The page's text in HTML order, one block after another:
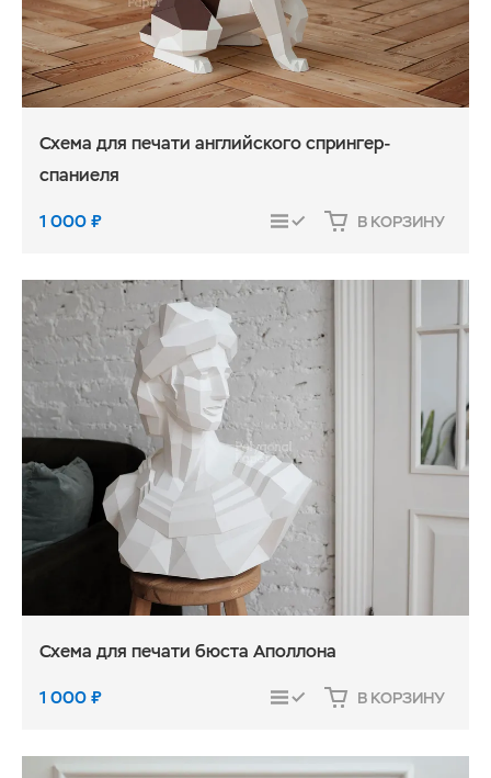
Схема для печати английского спрингер-
спаниеля
1 000₽ СРАВНИТЬ В КОРЗИНУ
Схема для печати бюста Аполлона
1 000₽ СРАВНИТЬ В КОРЗИНУ